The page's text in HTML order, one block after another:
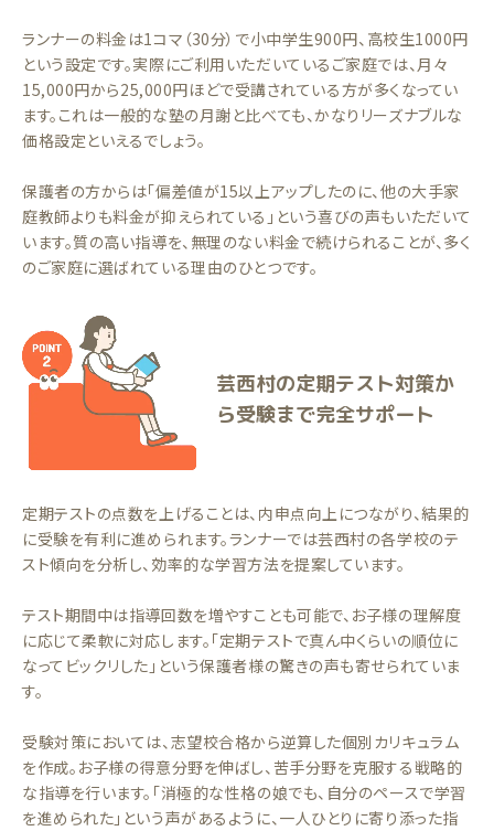
ランナーの料金は1コマ（30分）で小中学生900円、高校生1000円
という設定です。実際にご利用いただいているご家庭では、月々
15,000円から25,000円ほどで受講されている方が多くなってい
ます。これは一般的な塾の月謝と比べても、かなりリーズナブルな
価格設定といえるでしょう。
保護者の方からは「偏差値が15以上アップしたのに、他の大手家
庭教師よりも料金が抑えられている」という喜びの声もいただいて
います。質の高い指導を、無理のない料金で続けられることが、多く
のご家庭に選ばれている理由のひとつです。
芸西村の定期テスト対策か
ら受験まで完全サポート
定期テストの点数を上げることは、内申点向上につながり、結果的
に受験を有利に進められます。ランナーでは芸西村の各学校のテ
スト傾向を分析し、効率的な学習方法を提案しています。
テスト期間中は指導回数を増やすことも可能で、お子様の理解度
に応じて柔軟に対応します。「定期テストで真ん中くらいの順位に
なってビックリした」という保護者様の驚きの声も寄せられていま
す。
受験対策においては、志望校合格から逆算した個別カリキュラム
を作成。お子様の得意分野を伸ばし、苦手分野を克服する戦略的
な指導を行います。「消極的な性格の娘でも、自分のペースで学習
を進められた」という声があるように、一人ひとりに寄り添った指